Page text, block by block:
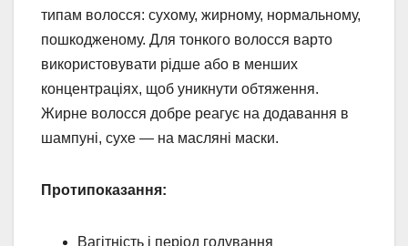
типам волосся: сухому, жирному, нормальному,
пошкодженому. Для тонкого волосся варто
використовувати рідше або в менших
концентраціях, щоб уникнути обтяження.
Жирне волосся добре реагує на додавання в
шампуні, сухе — на масляні маски.
Протипоказання:
Вагітність і період годування